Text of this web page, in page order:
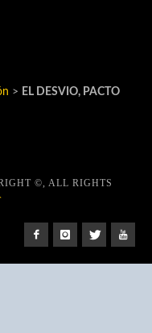
> EL DESVIO, PACTO
©, ALL RIGHTS